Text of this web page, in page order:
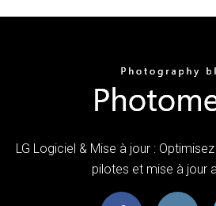
LG Logiciel & Mise à jour :
pilotes et mise à jour